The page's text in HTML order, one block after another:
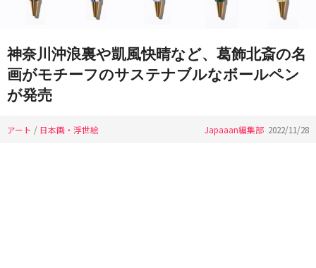
神奈川沖浪裏や凱風快晴など、葛飾北斎の名
画がモチーフのサステナブルなボールペン
が発売
アート / 日本画・浮世絵 Japaaan編集部 2022/11/28